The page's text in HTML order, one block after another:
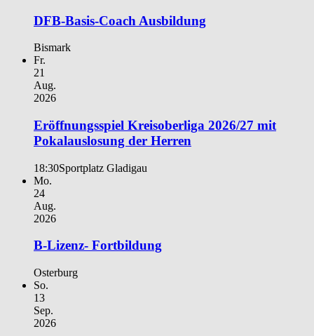
DFB-Basis-Coach Ausbildung
Bismark
Fr.
21
Aug.
2026
Eröffnungsspiel Kreisoberliga 2026/27 mit
Pokalauslosung der Herren
18:30Sportplatz Gladigau
Mo.
24
Aug.
2026
B-Lizenz- Fortbildung
Osterburg
So.
13
Sep.
2026